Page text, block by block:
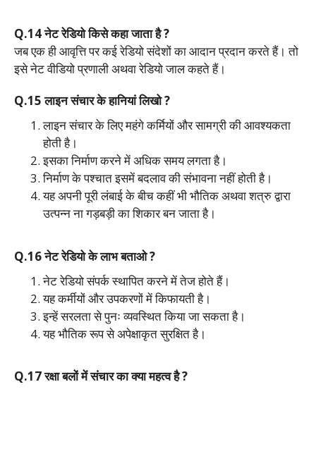
Q.14 नेट रेडियो किसे कहा जाता है ?
जब एक ही आवृत्ति पर कई रेडियो संदेशों का आदान प्रदान करते हैं। तो
इसे नेट वीडियो प्रणाली अथवा रेडियो जाल कहते हैं।
Q.15 लाइन संचार के हानियां लिखो ?
लाइन संचार के लिए महंगे कर्मियों और सामग्री की आवश्यकता
होती है।
इसका निर्माण करने में अधिक समय लगता है।
निर्माण के पश्चात इसमें बदलाव की संभावना नहीं होती है।
यह अपनी पूरी लंबाई के बीच कहीं भी भौतिक अथवा शत्रु द्वारा
उत्पन्न ना गड़बड़ी का शिकार बन जाता है।
Q.16 नेट रेडियो के लाभ बताओ ?
नेट रेडियो संपर्क स्थापित करने में तेज होते हैं।
यह कर्मीयों और उपकरणों में किफायती है।
इन्हें सरलता से पुनः व्यवस्थित किया जा सकता है।
यह भौतिक रूप से अपेक्षाकृत सुरक्षित है।
Q.17 रक्षा बलों में संचार का क्या महत्व है ?